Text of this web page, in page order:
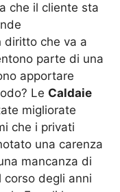
che il cliente sta
diritto che va a
parte di una
apportare
Le Caldaie
migliorate
che i privati
una carenza
mancanza di
corso degli anni